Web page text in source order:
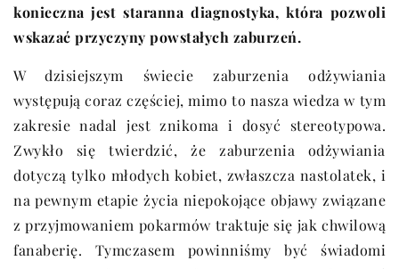
konieczna jest staranna diagnostyka, która pozwoli
wskazać przyczyny powstałych zaburzeń.
W dzisiejszym świecie zaburzenia odżywiania
występują coraz częściej, mimo to nasza wiedza w tym
zakresie nadal jest znikoma i dosyć stereotypowa.
Zwykło się twierdzić, że zaburzenia odżywiania
dotyczą tylko młodych kobiet, zwłaszcza nastolatek, i
na pewnym etapie życia niepokojące objawy związane
z przyjmowaniem pokarmów traktuje się jak chwilową
fanaberię. Tymczasem powinniśmy być świadomi